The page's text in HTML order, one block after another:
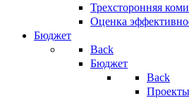
Трехсторонняя
Оценка
Бюджет
Back
Бюджет
Back